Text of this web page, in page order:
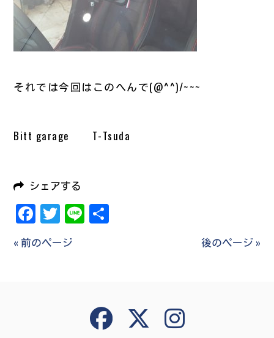
それでは今回はこのへんで(@^^)/~~~
Bitt garage T-Tsuda
シェアする
Facebook
Twitter
Line
« 前のページ 後のページ »